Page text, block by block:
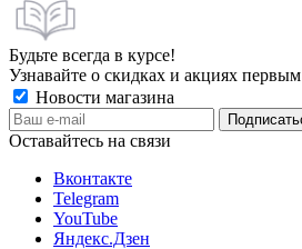
Будьте всегда в курсе!
Узнавайте о скидках и акциях первым
Новости магазина
Оставайтесь на связи
Вконтакте
Telegram
YouTube
Яндекс.Дзен